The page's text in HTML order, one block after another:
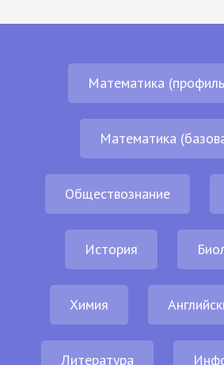
Математика
Математика
Обществознание
История
Химия
Литература